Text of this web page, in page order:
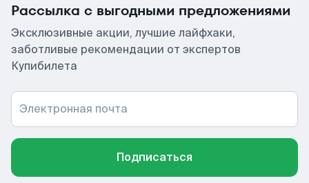
Рассылка с выгодными предложениями
Эксклюзивные акции, лучшие лайфхаки,
заботливые рекомендации от экспертов
Купибилета
Электронная почта
Подписаться